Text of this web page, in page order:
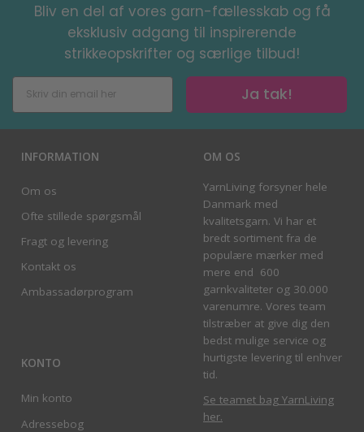
Bliv en del af vores garn-fællesskab og få
eksklusiv adgang til inspirerende
strikkeopskrifter og særlige tilbud!
Ja tak!
INFORMATION
Om os
Ofte stillede spørgsmål
Fragt og levering
Kontakt os
Ambassadørprogram
KONTO
Min konto
Adressebog
OM OS
YarnLiving forsyner hele
Danmark med
kvalitetsgarn. Vi har et
bredt sortiment fra de
populære mærker med
mere end 600
garnkvaliteter og 30.000
varenumre. Vores team
tilstræber at give dig den
bedst mulige service og
hurtigste levering til enhver
tid.
Se teamet bag YarnLiving
her.